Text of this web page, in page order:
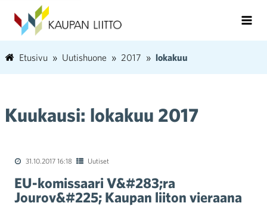
Etusivu Uutishuone 2017 lokakuu
Kuukausi: lokakuu 2017
31.10.2017 16:18 Uutiset
EU-komissaari V&#283;ra
Jourov&#225; Kaupan liiton vieraana